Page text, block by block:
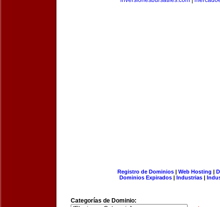
Registro de Dominios| Web Hosting |
Dominios Expirados | Industrias |
Categorías de Dominio: